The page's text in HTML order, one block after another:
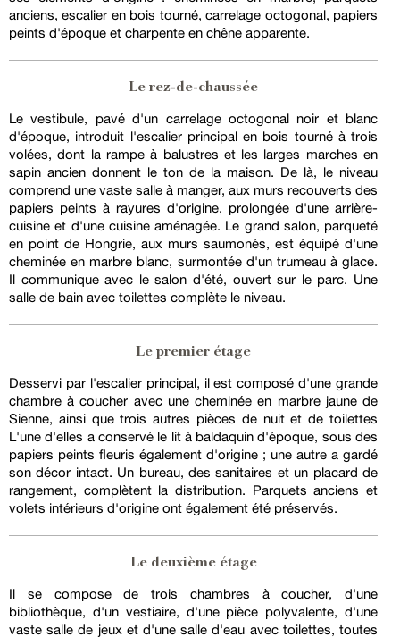
anciens, escalier en bois tourné, carrelage octogonal, papiers
peints d'époque et charpente en chêne apparente.
Le rez-de-chaussée
Le vestibule, pavé d'un carrelage octogonal noir et blanc
d'époque, introduit l'escalier principal en bois tourné à trois
volées, dont la rampe à balustres et les larges marches en
sapin ancien donnent le ton de la maison. De là, le niveau
comprend une vaste salle à manger, aux murs recouverts des
papiers peints à rayures d'origine, prolongée d'une arrière-
cuisine et d'une cuisine aménagée. Le grand salon, parqueté
en point de Hongrie, aux murs saumonés, est équipé d'une
cheminée en marbre blanc, surmontée d'un trumeau à glace.
Il communique avec le salon d'été, ouvert sur le parc. Une
salle de bain avec toilettes complète le niveau.
Le premier étage
Desservi par l'escalier principal, il est composé d'une grande
chambre à coucher avec une cheminée en marbre jaune de
Sienne, ainsi que trois autres pièces de nuit et de toilettes
L'une d'elles a conservé le lit à baldaquin d'époque, sous des
papiers peints fleuris également d'origine ; une autre a gardé
son décor intact. Un bureau, des sanitaires et un placard de
rangement, complètent la distribution. Parquets anciens et
volets intérieurs d'origine ont également été préservés.
Le deuxième étage
Il se compose de trois chambres à coucher, d'une
bibliothèque, d'un vestiaire, d'une pièce polyvalente, d'une
vaste salle de jeux et d'une salle d'eau avec toilettes, toutes